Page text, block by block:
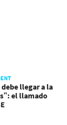
llegar a la
el llamado